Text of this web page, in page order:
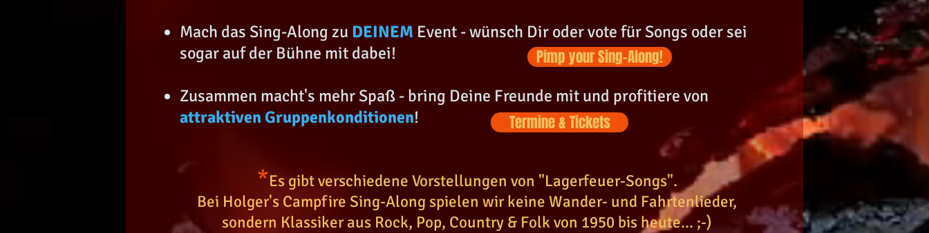
Mach das Sing-Along zu DEINEM Event - wünsch Dir oder vote für Songs oder sei
sogar auf der Bühne mit dabei!
Zusammen macht's mehr Spaß - bring Deine Freunde mit und profitiere von
attraktiven Gruppenkonditionen!
Pimp your Sing-Along!
Termine & Tickets
*Es gibt verschiedene Vorstellungen von "Lagerfeuer-Songs".
Bei Holger's Campfire Sing-Along spielen wir keine Wander- und Fahrtenlieder,
sondern Klassiker aus Rock, Pop, Country & Folk von 1950 bis heute... ;-)